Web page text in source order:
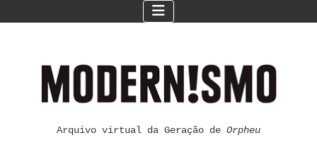
Arquivo virtual da Geração de Orpheu